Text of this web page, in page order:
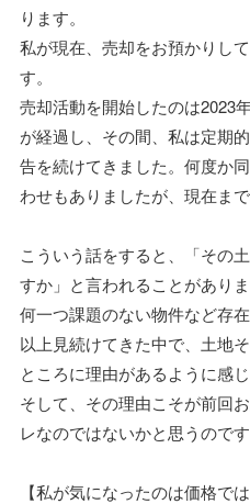
ります。
私が現在、売却をお預かりし
す。
売却活動を開始したのは2023
が経過し、その間、私は定期
告を続けてきました。何度か
わせもありましたが、現在ま
こういう話をすると、「その
すか」と言われることがあり
何一つ課題のない物件など存
以上見続けてきた中で、土地
ところに理由があるように感じ
そして、その理由こそが前回
レなのではないかと思うのです
【私が気になったのは価格で